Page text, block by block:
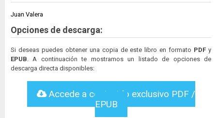
Juan Valera
Opciones de descarga:
Si deseas puedes obtener una copia de este libro en formato PDF y
EPUB . A continuación te mostramos un listado de opciones de
descarga directa disponibles:
Accede a contenido exclusivo PDF /
EPUB